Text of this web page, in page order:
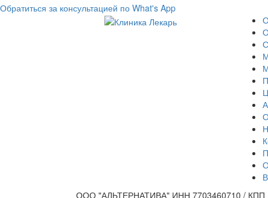
Обратиться за консультацией по What's App
ООО "АЛЬТЕРНАТИВА" ИНН 7703460710 / КПП